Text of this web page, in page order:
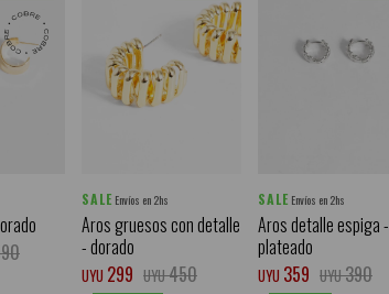
SALE Envíos en 2hs
Aros gruesos con detalle
- dorado
UYU 299 UYU450
SALE Envíos en 2hs
Aros detalle espiga -
plateado
UYU 359 UYU390